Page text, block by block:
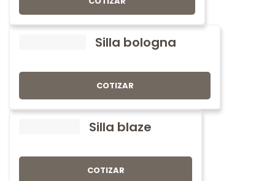
Silla bologna
COTIZAR
Silla blaze
COTIZAR